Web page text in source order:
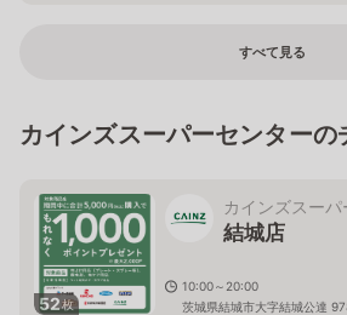
すべて見る
カインズスーパーセンターの
52枚
カインズスー
結城店
10:00～20:00
茨城県結城市大字結城公達